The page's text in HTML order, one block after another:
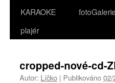
obsahu
webu
KARAOKE
plajér
fotoGalerie
cropped-nové-cd-
Autor: Líčko | Publikováno02/